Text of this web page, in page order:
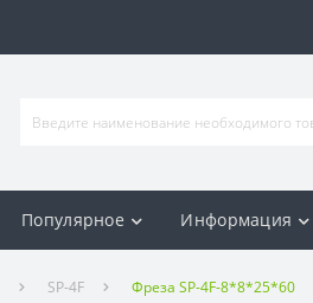
Популярное Информация
SP-4F Фреза SP-4F-8*8*25*60